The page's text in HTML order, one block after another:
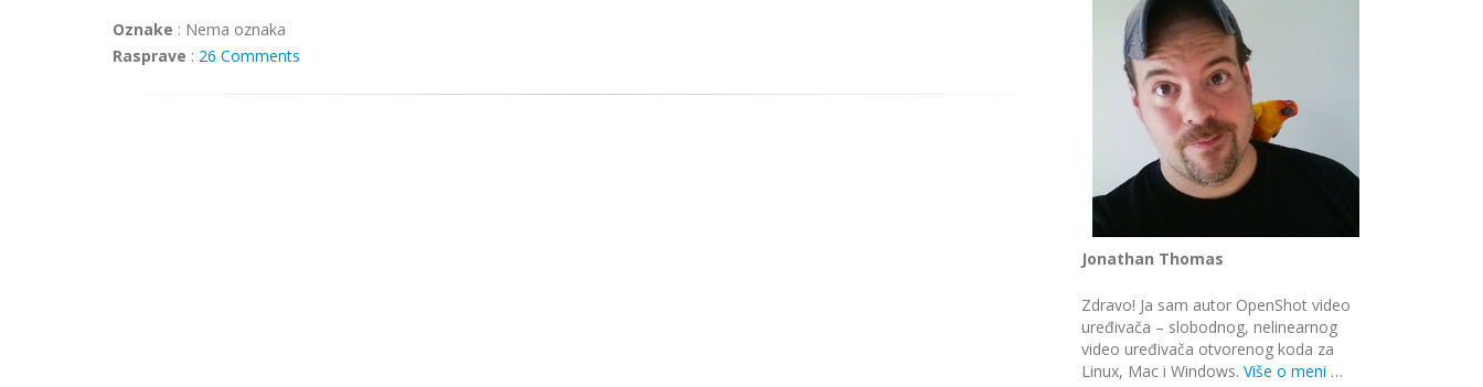
Oznake : Nema oznaka
Rasprave : 26 Comments
Jonathan Thomas
Zdravo! Ja sam autor OpenShot video
uređivača – slobodnog, nelinearnog
video uređivača otvorenog koda za
Linux, Mac i Windows. Više o meni …